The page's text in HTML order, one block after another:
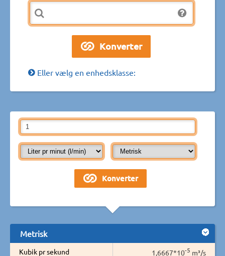
Eller vælg en enhedsklasse:
Metrisk
Kubik pr sekund 1,6667*10-5 m³/s